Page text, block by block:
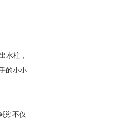
水柱，
的小小
脱!不仅